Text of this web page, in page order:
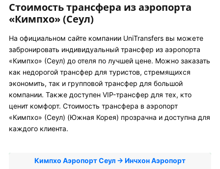
Стоимость трансфера из аэропорта
«Кимпхо» (Сеул)
На официальном сайте компании UniTransfers вы можете
забронировать индивидуальный трансфер из аэропорта
«Кимпхо» (Сеул) до отеля по лучшей цене. Можно заказать
как недорогой трансфер для туристов, стремящихся
экономить, так и групповой трансфер для большой
компании. Также доступен VIP-трансфер для тех, кто
ценит комфорт. Стоимость трансфера в аэропорт
«Кимпхо» (Сеул) (Южная Корея) прозрачна и доступна для
каждого клиента.
Кимпхо Аэропорт Сеул → Инчхон Аэропорт